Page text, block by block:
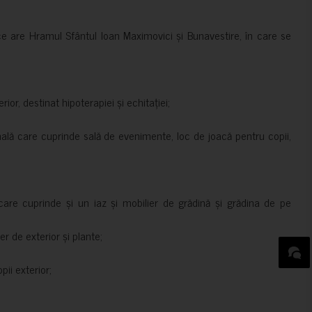
are Hramul Sfântul Ioan Maximovici și Bunavestire, în care se
destinat hipoterapiei și echitației;
care cuprinde sală de evenimente, loc de joacă pentru copii,
cuprinde și un iaz și mobilier de grădină și grădina de pe
de exterior și plante;
exterior;